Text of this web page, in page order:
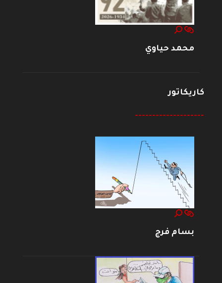
محمد حياوي
كاريكاتور
--------------------
بسام فرج